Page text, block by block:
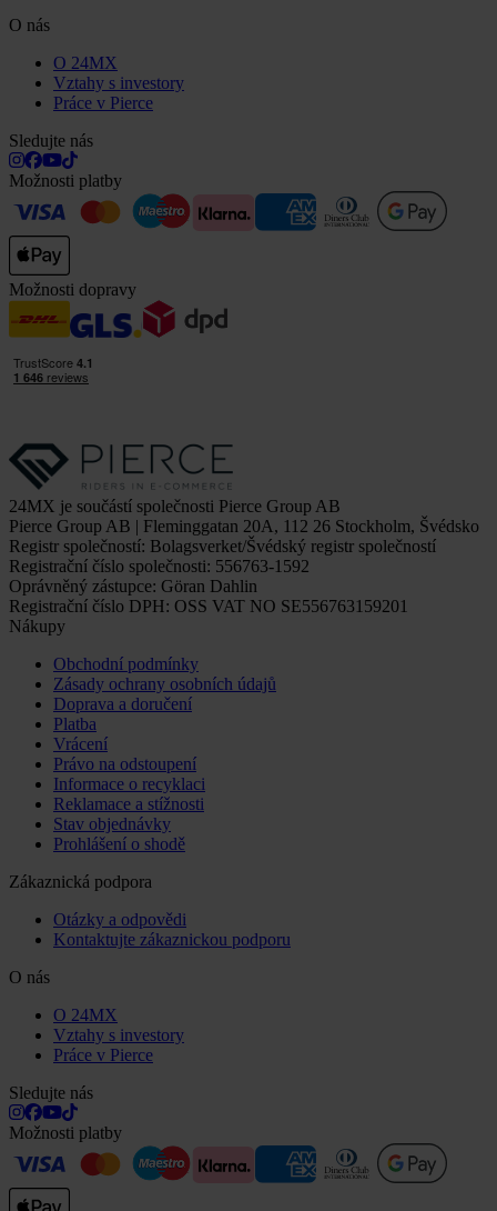
O nás
O 24MX
Vztahy s investory
Práce v Pierce
Sledujte nás
Možnosti platby
Možnosti dopravy
24MX je součástí společnosti Pierce Group AB
Pierce Group AB | Fleminggatan 20A, 112 26 Stockholm, Švédsko
Registr společností: Bolagsverket/Švédský registr společností
Registrační číslo společnosti: 556763-1592
Oprávněný zástupce: Göran Dahlin
Registrační číslo DPH: OSS VAT NO SE556763159201
Nákupy
Obchodní podmínky
Zásady ochrany osobních údajů
Doprava a doručení
Platba
Vrácení
Právo na odstoupení
Informace o recyklaci
Reklamace a stížnosti
Stav objednávky
Prohlášení o shodě
Zákaznická podpora
Otázky a odpovědi
Kontaktujte zákaznickou podporu
O nás
O 24MX
Vztahy s investory
Práce v Pierce
Sledujte nás
Možnosti platby